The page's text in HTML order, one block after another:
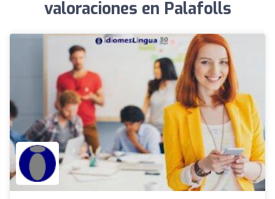
valoraciones en Palafolls